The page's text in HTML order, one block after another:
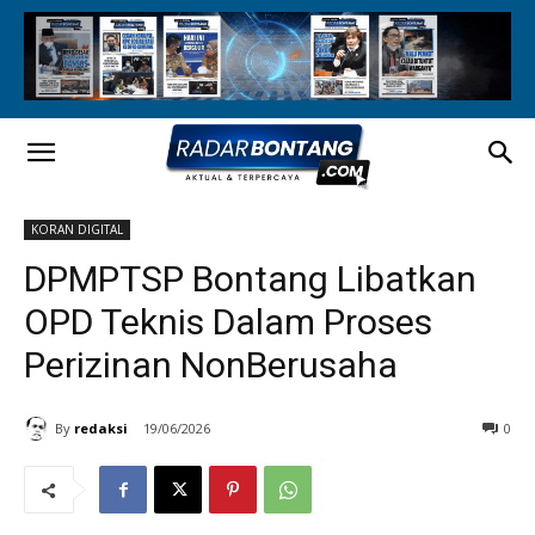
KORAN DIGITAL
DPMPTSP Bontang Libatkan
OPD Teknis Dalam Proses
Perizinan NonBerusaha
By redaksi 19/06/2026 0